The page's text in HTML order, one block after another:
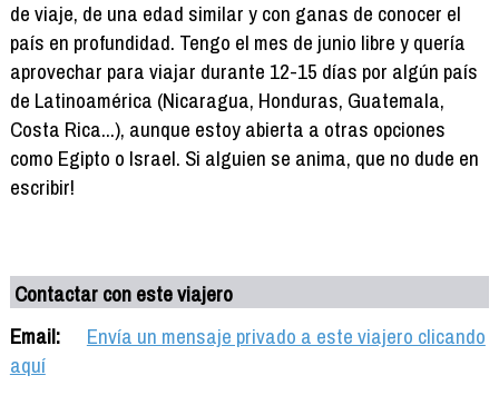
de viaje, de una edad similar y con ganas de conocer el
país en profundidad. Tengo el mes de junio libre y quería
aprovechar para viajar durante 12-15 días por algún país
de Latinoamérica (Nicaragua, Honduras, Guatemala,
Costa Rica...), aunque estoy abierta a otras opciones
como Egipto o Israel. Si alguien se anima, que no dude en
escribir!
Contactar con este viajero
Email:
Envía un mensaje privado a este viajero clicando
aquí